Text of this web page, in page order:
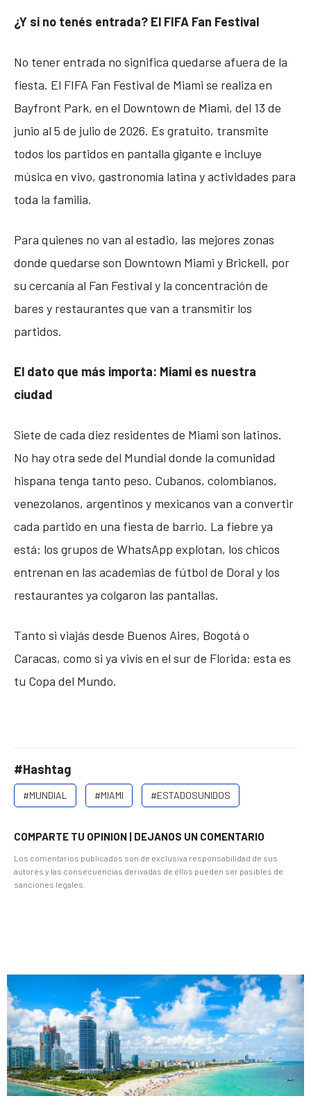
¿Y si no tenés entrada? El FIFA Fan Festival
No tener entrada no significa quedarse afuera de la
fiesta. El FIFA Fan Festival de Miami se realiza en
Bayfront Park, en el Downtown de Miami, del 13 de
junio al 5 de julio de 2026. Es gratuito, transmite
todos los partidos en pantalla gigante e incluye
música en vivo, gastronomía latina y actividades para
toda la familia.
Para quienes no van al estadio, las mejores zonas
donde quedarse son Downtown Miami y Brickell, por
su cercanía al Fan Festival y la concentración de
bares y restaurantes que van a transmitir los
partidos.
El dato que más importa: Miami es nuestra
ciudad
Siete de cada diez residentes de Miami son latinos.
No hay otra sede del Mundial donde la comunidad
hispana tenga tanto peso. Cubanos, colombianos,
venezolanos, argentinos y mexicanos van a convertir
cada partido en una fiesta de barrio. La fiebre ya
está: los grupos de WhatsApp explotan, los chicos
entrenan en las academias de fútbol de Doral y los
restaurantes ya colgaron las pantallas.
Tanto si viajás desde Buenos Aires, Bogotá o
Caracas, como si ya vivís en el sur de Florida: esta es
tu Copa del Mundo.
#Hashtag
#MUNDIAL #MIAMI #ESTADOSUNIDOS
COMPARTE TU OPINION | DEJANOS UN COMENTARIO
Los comentarios publicados son de exclusiva responsabilidad de sus
autores y las consecuencias derivadas de ellos pueden ser pasibles de
sanciones legales.